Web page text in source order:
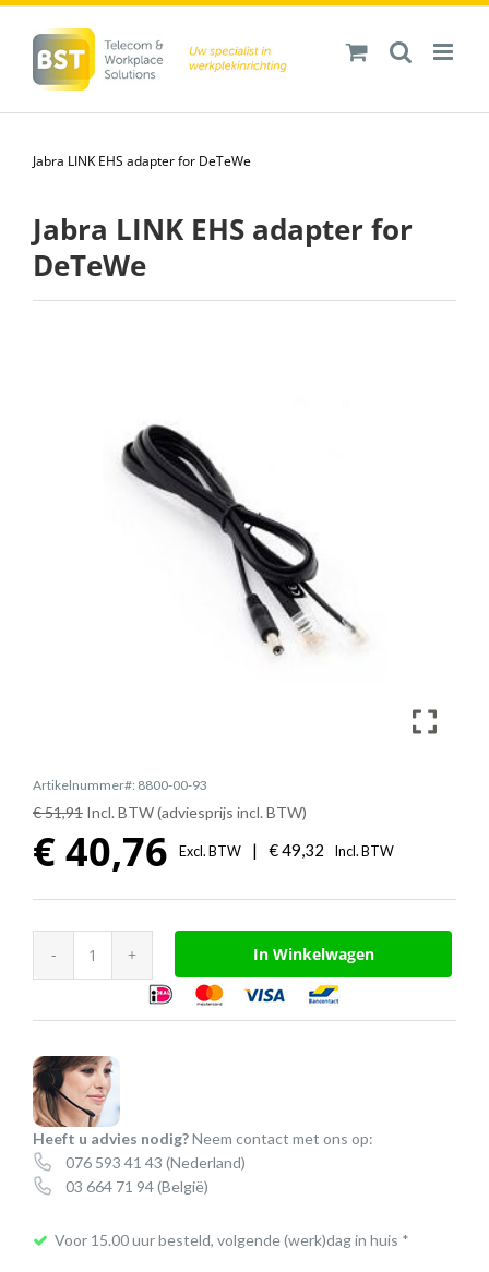
inhoud
Jabra LINK EHS adapter for DeTeWe
Jabra LINK EHS adapter for
DeTeWe
Artikelnummer#: 8800-00-93
€ 51,91 Incl. BTW (adviesprijs incl. BTW)
€40,76 Excl. BTW | €49,32 Incl. BTW
LINK
for
DeTeWe
aantal
In Winkelwagen
Heeft u advies nodig?Neem contact met ons op:
076 593 41 43 (Nederland)
03 664 71 94(België)
Voor 15.00 uur besteld, volgende (werk)dag in huis *